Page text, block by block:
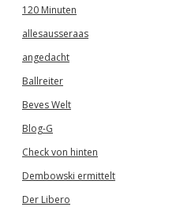
120 Minuten
allesausseraas
angedacht
Ballreiter
Beves Welt
Blog-G
Check von hinten
Dembowski ermittelt
Der Libero